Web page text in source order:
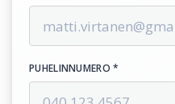
PUHELINNUMERO *